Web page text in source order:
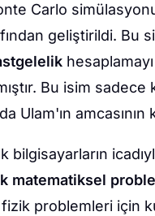
Carlo
geliştirildi. Bu
Bu isim
Ulam'ın amcasının
bilgisayarların
matematiksel
problemleri için